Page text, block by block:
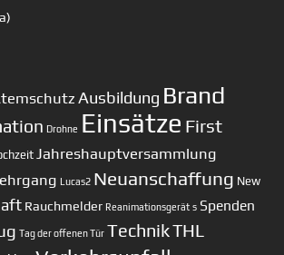
Ausbildung Brand
Drohne Einsätze First
Jahreshauptversammlung
Lucas2 Neuanschaffung New
Rauchmelder Reanimationsgerät s Spenden
Tag der offenen Tür TechnikTHL